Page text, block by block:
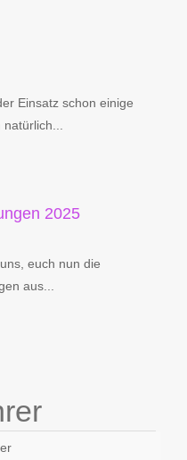
Einsatz schon einige
natürlich...
2025
euch nun die
aus...